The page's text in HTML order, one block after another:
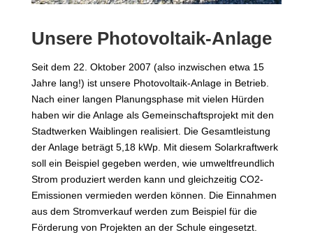
Unsere Photovoltaik-Anlage
Seit dem 22. Oktober 2007 (also inzwischen etwa 15
Jahre lang!) ist unsere Photovoltaik-Anlage in Betrieb.
Nach einer langen Planungsphase mit vielen Hürden
haben wir die Anlage als Gemeinschaftsprojekt mit den
Stadtwerken Waiblingen realisiert. Die Gesamtleistung
der Anlage beträgt 5,18 kWp. Mit diesem Solarkraftwerk
soll ein Beispiel gegeben werden, wie umweltfreundlich
Strom produziert werden kann und gleichzeitig CO2-
Emissionen vermieden werden können. Die Einnahmen
aus dem Stromverkauf werden zum Beispiel für die
Förderung von Projekten an der Schule eingesetzt.